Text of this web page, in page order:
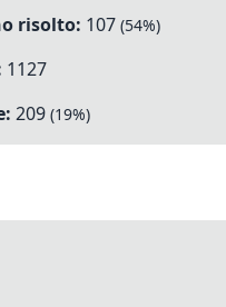
risolto: 107 (54%)
1127
209 (19%)